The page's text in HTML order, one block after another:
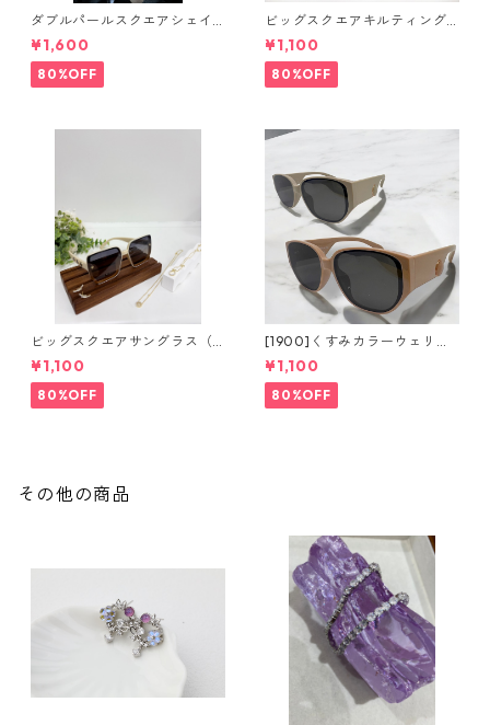
ダブルパールスクエアシェイ
プサングラス(Dark brown) **
SinSin*
¥1,600
80%OFF
ビッグスクエアキルティング
サングラス** SinSin*
¥1,100
80%OFF
ビッグスクエアサングラス（2
colors）**SinSin*
¥1,100
80%OFF
[1900]くすみカラーウェリン
トンサングラス（2colors）**
SinSin*
¥1,100
80%OFF
その他の商品